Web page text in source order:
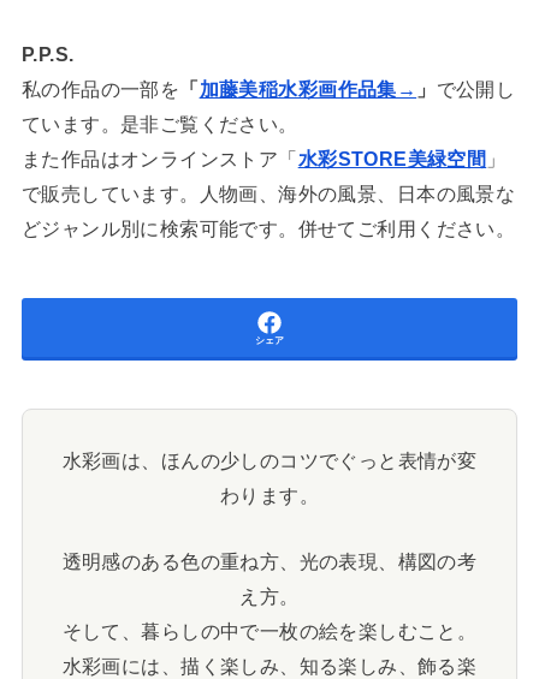
P.P.S.
私の作品の一部を 「加藤美稲水彩画作品集→ 」 で公開し
ています。是非ご覧ください。
また作品はオンラインストア「水彩STORE美緑空間 」
で販売しています。人物画、海外の風景、日本の風景な
どジャンル別に検索可能です。併せてご利用ください。
シェア
水彩画は、ほんの少しのコツでぐっと表情が変
わります。
透明感のある色の重ね方、光の表現、構図の考
え方。
そして、暮らしの中で一枚の絵を楽しむこと。
水彩画には、描く楽しみ、知る楽しみ、飾る楽